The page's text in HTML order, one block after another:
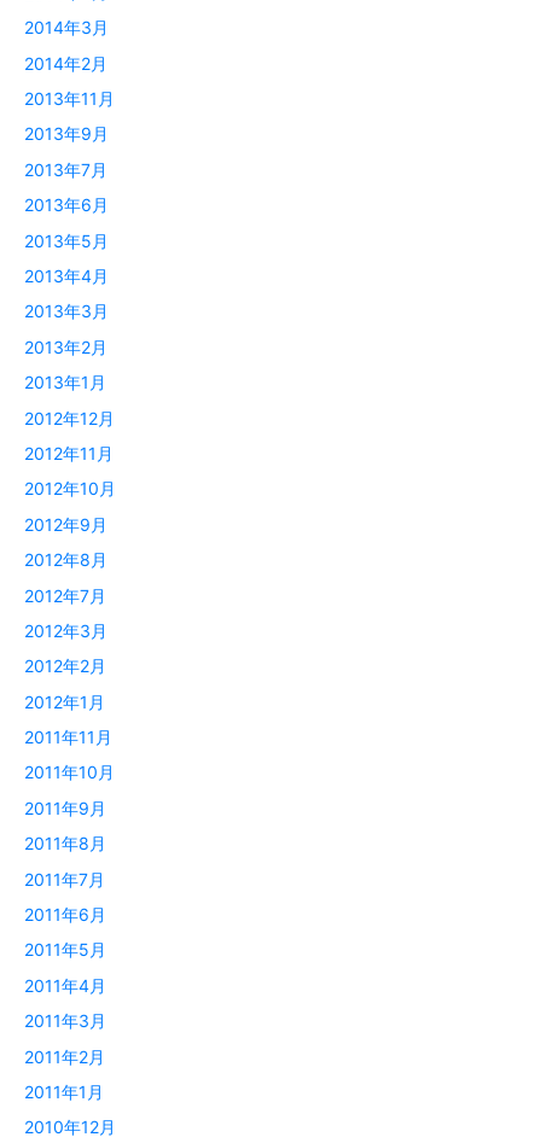
2014年3月
2014年2月
2013年11月
2013年9月
2013年7月
2013年6月
2013年5月
2013年4月
2013年3月
2013年2月
2013年1月
2012年12月
2012年11月
2012年10月
2012年9月
2012年8月
2012年7月
2012年3月
2012年2月
2012年1月
2011年11月
2011年10月
2011年9月
2011年8月
2011年7月
2011年6月
2011年5月
2011年4月
2011年3月
2011年2月
2011年1月
2010年12月